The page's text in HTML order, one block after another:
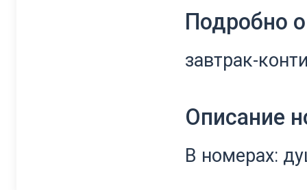
Подробно
завтрак-
Описание
В номерах: